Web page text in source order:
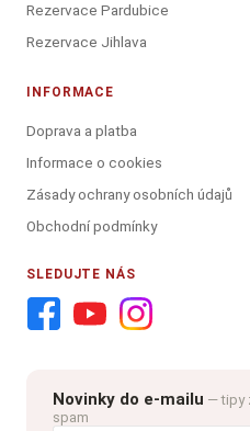
Rezervace Pardubice
Rezervace Jihlava
INFORMACE
Doprava a platba
Informace o cookies
Zásady ochrany osobních údajů
Obchodní podmínky
SLEDUJTE NÁS
Novinky do e-mailu — tipy
spam